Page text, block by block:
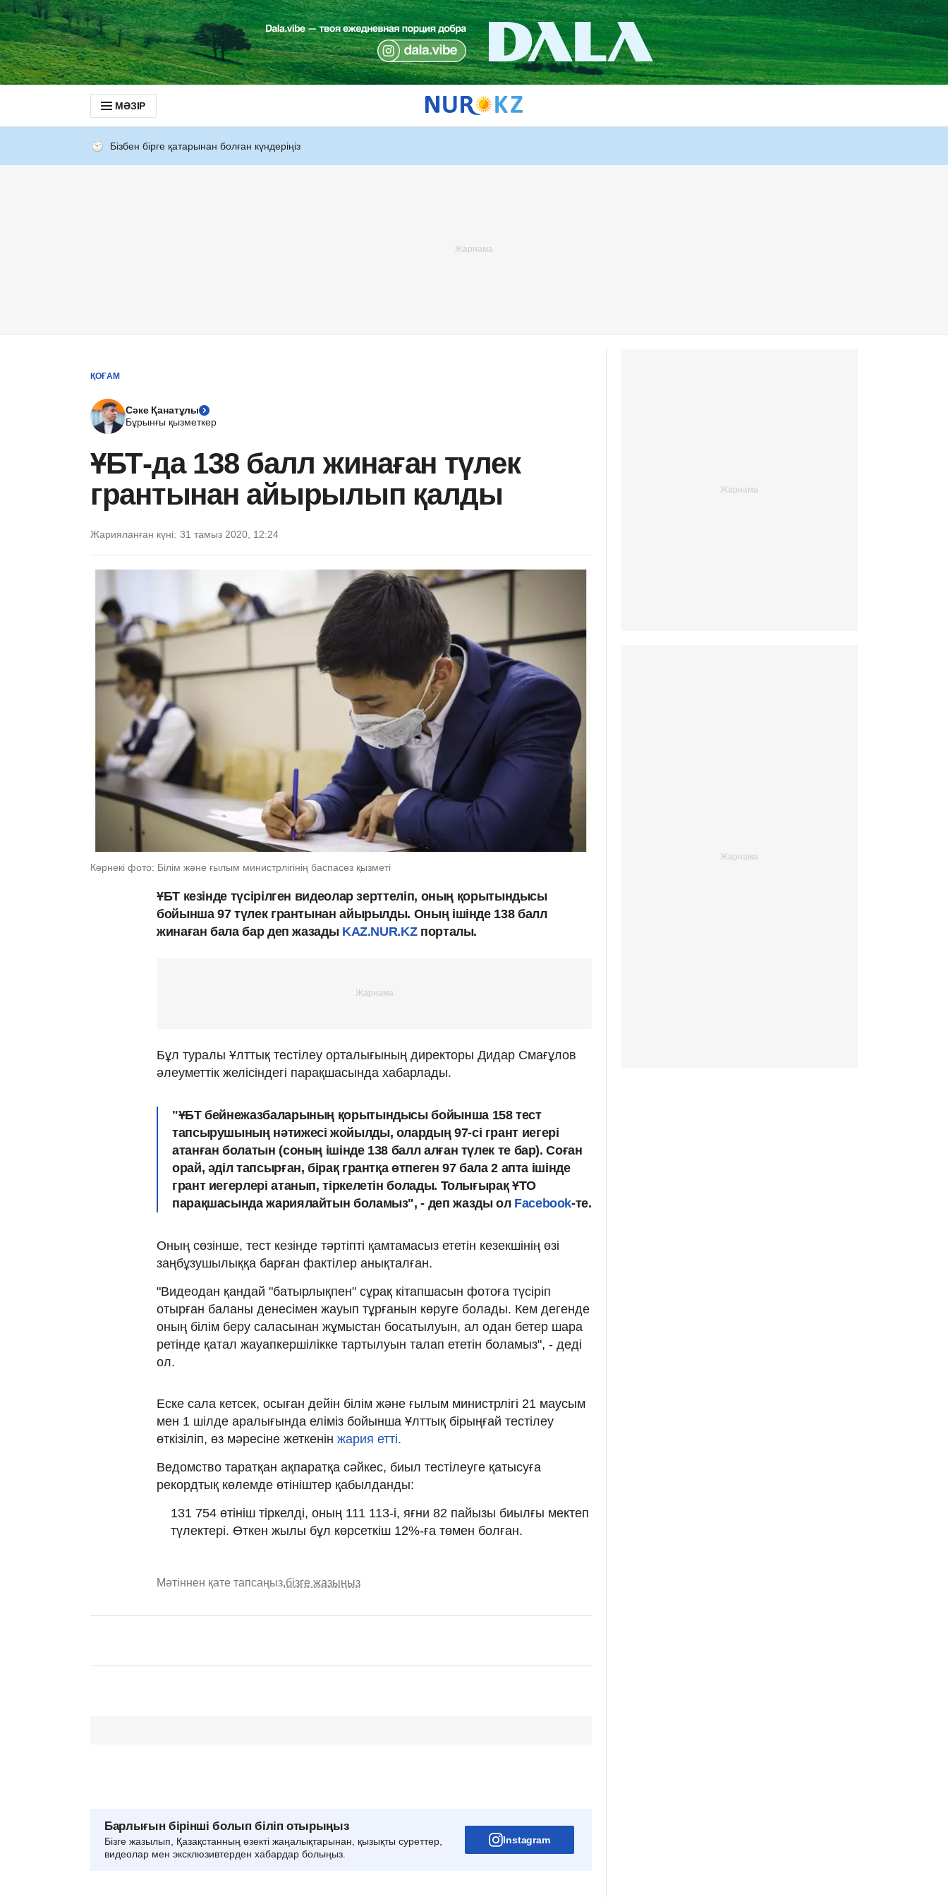
МӘЗІР
Бізбен бірге қатарынан болған күндеріңіз
ҚОҒАМ
Сәке Қанатұлы
Бұрынғы қызметкер
ҰБТ-да 138 балл жинаған түлек
грантынан айырылып қалды
Жарияланған күні: 31 тамыз 2020, 12:24
Көрнекі фото: Білім және ғылым министрлігінің баспасөз қызметі
ҰБТ кезінде түсірілген видеолар зерттеліп, оның қорытындысы
бойынша 97 түлек грантынан айырылды. Оның ішінде 138 балл
жинаған бала бар деп жазады KAZ.NUR.KZпорталы.
Бұл туралы Ұлттық тестілеу орталығының директоры Дидар Смағұлов
әлеуметтік желісіндегі парақшасында хабарлады.
"ҰБТ бейнежазбаларының қорытындысы бойынша 158 тест
тапсырушының нәтижесі жойылды, олардың 97-сі грант иегері
атанған болатын (соның ішінде 138 балл алған түлек те бар). Соған
орай, әділ тапсырған, бірақ грантқа өтпеген 97 бала 2 апта ішінде
грант иегерлері атанып, тіркелетін болады. Толығырақ ҰТО
парақшасында жариялайтын боламыз", - деп жазды ол Facebook-те.
Оның сөзінше, тест кезінде тәртіпті қамтамасыз ететін кезекшінің өзі
заңбұзушылыққа барған фактілер анықталған.
"Видеодан қандай "батырлықпен" сұрақ кітапшасын фотоға түсіріп
отырған баланы денесімен жауып тұрғанын көруге болады. Кем дегенде
оның білім беру саласынан жұмыстан босатылуын, ал одан бетер шара
ретінде қатал жауапкершілікке тартылуын талап ететін боламыз", - деді
ол.
Еске сала кетсек, осыған дейін білім және ғылым министрлігі 21 маусым
мен 1 шілде аралығында еліміз бойынша Ұлттық бірыңғай тестілеу
өткізіліп, өз мәресіне жеткенін жария етті.
Ведомство таратқан ақпаратқа сәйкес, биыл тестілеуге қатысуға
рекордтық көлемде өтініштер қабылданды:
131 754 өтініш тіркелді, оның 111 113-і, яғни 82 пайызы биылғы мектеп
түлектері. Өткен жылы бұл көрсеткіш 12%-ға төмен болған.
Мәтіннен қате тапсаңыз,бізге жазыңыз
Барлығын бірінші болып біліп отырыңыз
Бізге жазылып, Қазақстанның өзекті жаңалықтарынан, қызықты суреттер,
видеолар мен эксклюзивтерден хабардар болыңыз.
Instagram